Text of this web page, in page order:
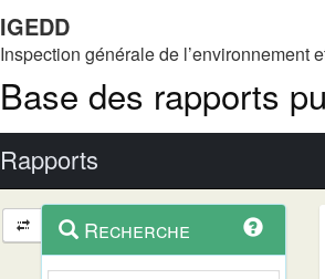
IGEDD
Inspection générale de l’environnement
Base des rapports
Rapports
Navigation
et
outils
contextuel
Recherche